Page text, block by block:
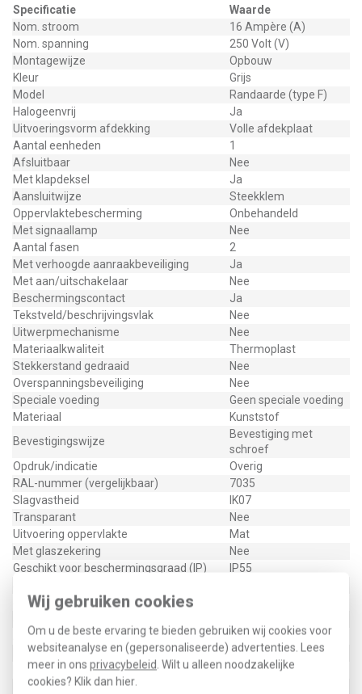
Wij gebruiken cookies
Om u de beste ervaring te bieden gebruiken wij cookies voor
websiteanalyse en (gepersonaliseerde) advertenties. Lees
meer in ons privacybeleid . Wilt u alleen noodzakelijke
cookies? Klik dan hier
Specificatie
Waarde
Nom. stroom
16 Ampère (A)
Nom. spanning
250 Volt (V)
Montagewijze
Opbouw
Kleur
Grijs
Model
Randaarde (type F)
Halogeenvrij
Ja
Uitvoeringsvorm afdekking
Volle afdekplaat
Aantal eenheden
1
Afsluitbaar
Nee
Met klapdeksel
Ja
Aansluitwijze
Steekklem
Oppervlaktebescherming
Onbehandeld
Met signaallamp
Nee
Aantal fasen
2
Met verhoogde aanraakbeveiliging
Ja
Met aan/uitschakelaar
Nee
Beschermingscontact
Ja
Tekstveld/beschrijvingsvlak
Nee
Uitwerpmechanisme
Nee
Materiaalkwaliteit
Thermoplast
Stekkerstand gedraaid
Nee
Overspanningsbeveiliging
Nee
Speciale voeding
Geen speciale voeding
Materiaal
Kunststof
Bevestigingswijze
Bevestiging met
schroef
Opdruk/indicatie
Overig
RAL-nummer (vergelijkbaar)
7035
Slagvastheid
IK07
Transparant
Nee
Uitvoering oppervlakte
Mat
Met glaszekering
Nee
Geschikt voor beschermingsgraad (IP)
IP55
Schakelmateriaalhoogte
Aantal contactdozen schakelbaar
1
Met functieverlichting
Nee
Met oriëntatieverlichting
Nee
Met ingebouwde USB voeding